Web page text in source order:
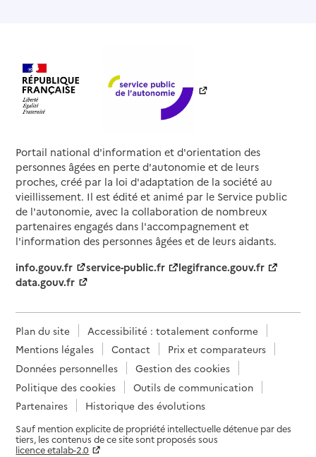
Portail national d'information et d'orientation des
personnes âgées en perte d'autonomie et de leurs
proches, créé par la loi d'adaptation de la société au
vieillissement. Il est édité et animé par le Service public
de l'autonomie, avec la collaboration de nombreux
partenaires engagés dans l'accompagnement et
l'information des personnes âgées et de leurs aidants.
info.gouv.fr
service-public.fr
legifrance.gouv.fr
data.gouv.fr
Plan du site
Accessibilité : totalement conforme
Mentions légales
Contact
Prix et comparateurs
Données personnelles
Gestion des cookies
Politique des cookies
Outils de communication
Partenaires
Historique des évolutions
Sauf mention explicite de propriété intellectuelle détenue par des
tiers, les contenus de ce site sont proposés sous
licence etalab-2.0